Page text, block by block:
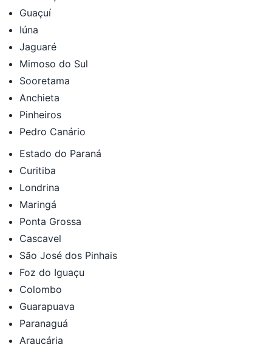
Guaçuí
Iúna
Jaguaré
Mimoso do Sul
Sooretama
Anchieta
Pinheiros
Pedro Canário
Estado do Paraná
Curitiba
Londrina
Maringá
Ponta Grossa
Cascavel
São José dos Pinhais
Foz do Iguaçu
Colombo
Guarapuava
Paranaguá
Araucária